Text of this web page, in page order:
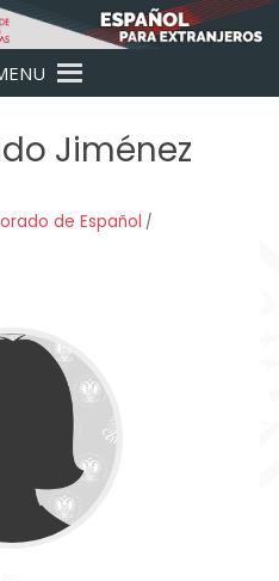
Jiménez
de Español